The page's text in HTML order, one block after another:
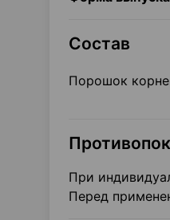
Состав
Порошок
При
Перед